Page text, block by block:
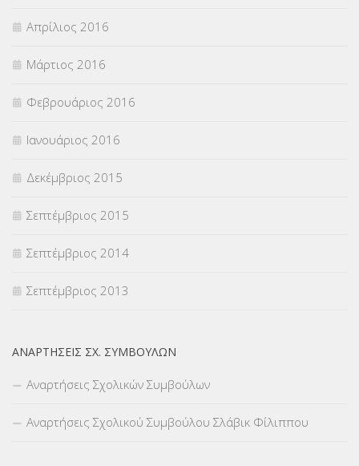
Απρίλιος 2016
Μάρτιος 2016
Φεβρουάριος 2016
Ιανουάριος 2016
Δεκέμβριος 2015
Σεπτέμβριος 2015
Σεπτέμβριος 2014
Σεπτέμβριος 2013
ΑΝΑΡΤΉΣΕΙΣ ΣΧ. ΣΥΜΒΟΎΛΩΝ
Αναρτήσεις Σχολικών Συμβούλων
Αναρτήσεις Σχολικού Συμβούλου Σλάβικ Φίλιππου